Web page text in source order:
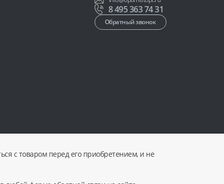
8 495 363 74 31
Обратный звонок
с товаром перед его приобретением, и не